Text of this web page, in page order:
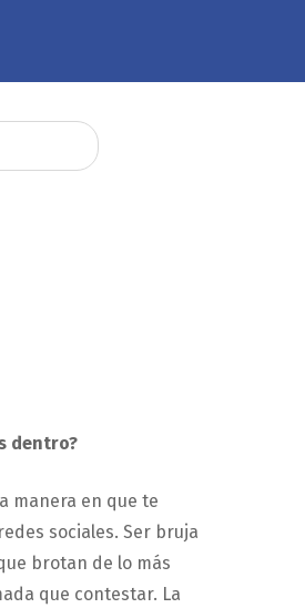
dentro?
manera en que te
sociales. Ser bruja
brotan de lo más
que contestar. La